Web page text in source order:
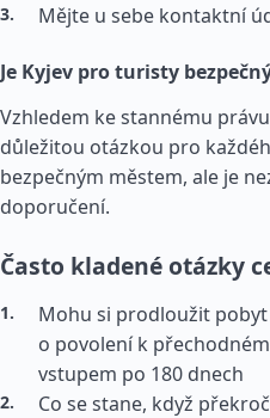
Mějte u sebe kontaktní
Je Kyjev pro turisty
Vzhledem ke stannému
důležitou otázkou pro
bezpečným městem, ale je
doporučení.
Často kladené otázky
Mohu si prodloužit
o povolení k
vstupem po 180 dnech
Co se stane, když